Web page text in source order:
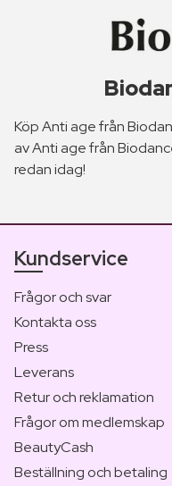
Köp Anti age från
av Anti age från
redan idag!
Kundservice
Frågor och svar
Kontakta oss
Press
Leverans
Retur och reklamation
Frågor om medlemskap
BeautyCash
Beställning och betaling